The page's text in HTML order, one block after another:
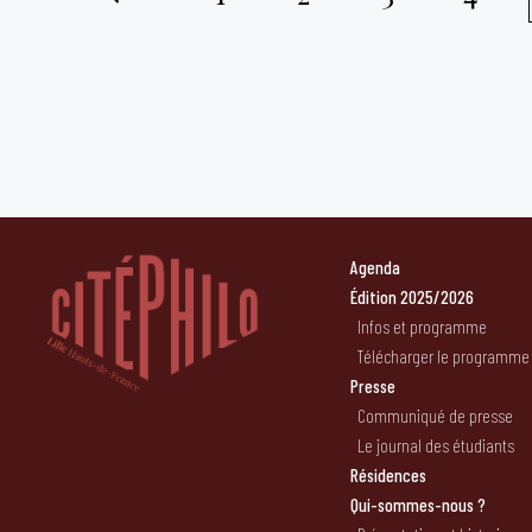
Agenda
Édition 2025/2026
Infos et programme
Télécharger le programme
Presse
Communiqué de presse
Le journal des étudiants
Résidences
Qui-sommes-nous ?